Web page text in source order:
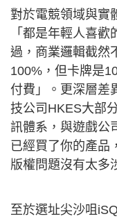
對於電競領域與實
「都是年輕人喜
過，商業邏輯截然
100%，但卡牌是
付費」。更深層差
技公司HKES大部
訊體系，與遊戲公
已經買了你的產品
版權問題沒有太多
至於選址尖沙咀